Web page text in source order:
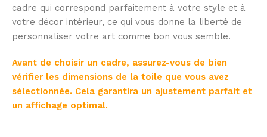
cadre qui correspond parfaitement à votre style et à
votre décor intérieur, ce qui vous donne la liberté de
personnaliser votre art comme bon vous semble.
Avant de choisir un cadre, assurez-vous de bien
vérifier les dimensions de la toile que vous avez
sélectionnée. Cela garantira un ajustement parfait et
un affichage optimal.